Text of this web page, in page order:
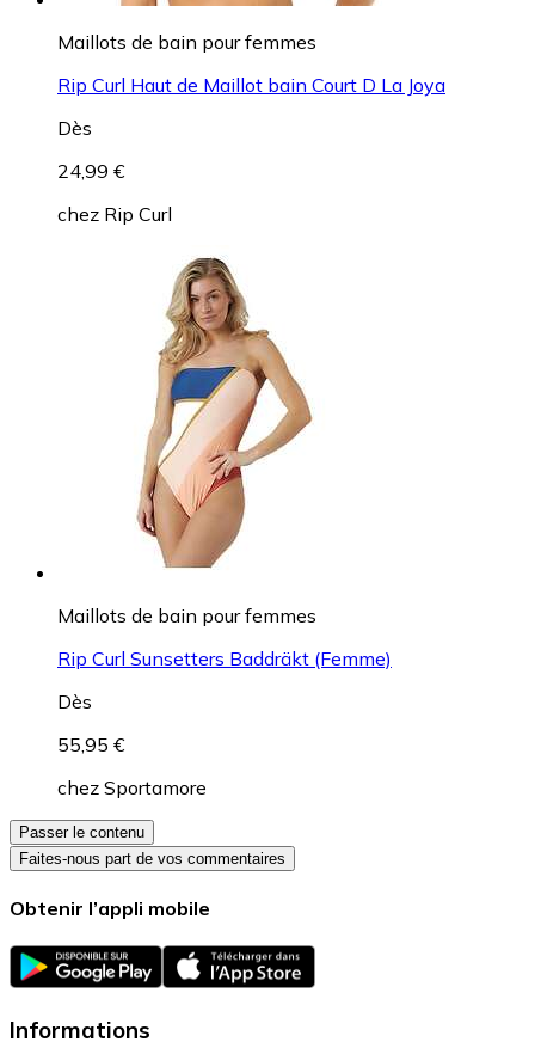
Maillots de bain pour femmes
Rip Curl Haut de Maillot bain Court D La Joya
Dès
24,99 €
chez Rip Curl
Maillots de bain pour femmes
Rip Curl Sunsetters Baddräkt (Femme)
Dès
55,95 €
chez Sportamore
Passer le contenu
Faites-nous part de vos commentaires
Obtenir l’appli mobile
Informations